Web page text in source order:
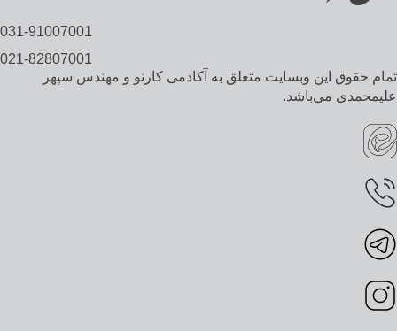
031-91007001
021-82807001
تمام حقوق این وبسایت متعلق به آکادمی کارنو و مهندس سپهر
علیمحمدی می‌باشد.